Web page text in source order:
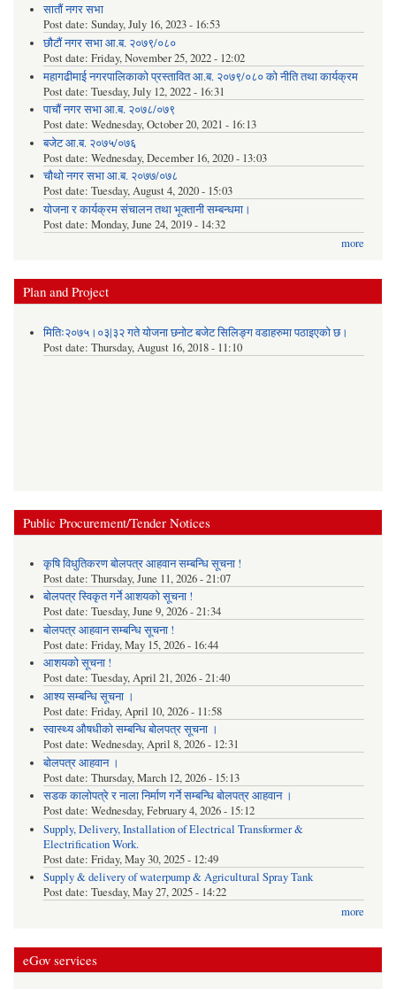
सातौं नगर सभा
Post date: Sunday, July 16, 2023 - 16:53
छौटौं नगर सभा आ.ब. २०७९/०८०
Post date: Friday, November 25, 2022 - 12:02
महागढीमाई नगरपालिकाको प्रस्तावित आ.ब. २०७९/०८० को नीति तथा कार्यक्रम
Post date: Tuesday, July 12, 2022 - 16:31
पाचौं नगर सभा आ.ब. २०७८/०७९
Post date: Wednesday, October 20, 2021 - 16:13
बजेट आ.ब. २०७५/०७६
Post date: Wednesday, December 16, 2020 - 13:03
चौथो नगर सभा आ.ब. २०७७/०७८
Post date: Tuesday, August 4, 2020 - 15:03
योजना र कार्यक्रम संचालन तथा भूक्तानी सम्बन्धमा।
Post date: Monday, June 24, 2019 - 14:32
more
Plan and Project
मितिः२०७५।०३|३२ गते योजना छनोट बजेट सिलिङ्ग वडाहरुमा पठाइएको छ​।
Post date: Thursday, August 16, 2018 - 11:10
Public Procurement/Tender Notices
कृषि विधुतिकरण बोलपत्र आहवान सम्बन्धि सूचना !
Post date: Thursday, June 11, 2026 - 21:07
बोलपत्र स्विकृत गर्ने आशयको सूचना !
Post date: Tuesday, June 9, 2026 - 21:34
बोलपत्र आहवान सम्बन्धि सूचना !
Post date: Friday, May 15, 2026 - 16:44
आशयको सूचना !
Post date: Tuesday, April 21, 2026 - 21:40
आश्य सम्बन्धि सूचना ।
Post date: Friday, April 10, 2026 - 11:58
स्वास्थ्य औषधीको सम्बन्धि बोलपत्र सूचना ।
Post date: Wednesday, April 8, 2026 - 12:31
बोलपत्र आहवान ।
Post date: Thursday, March 12, 2026 - 15:13
सडक कालोपत्रे र नाला निर्माण गर्ने सम्बन्धि बोलपत्र आहवान ।
Post date: Wednesday, February 4, 2026 - 15:12
Supply, Delivery, Installation of Electrical Transformer &
Electrification Work.
Post date: Friday, May 30, 2025 - 12:49
Supply & delivery of waterpump & Agricultural Spray Tank
Post date: Tuesday, May 27, 2025 - 14:22
more
eGov services